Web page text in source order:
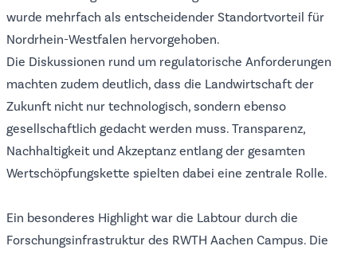
wurde mehrfach als entscheidender Standortvorteil für
Nordrhein-Westfalen hervorgehoben.
Die Diskussionen rund um regulatorische Anforderungen
machten zudem deutlich, dass die Landwirtschaft der
Zukunft nicht nur technologisch, sondern ebenso
gesellschaftlich gedacht werden muss. Transparenz,
Nachhaltigkeit und Akzeptanz entlang der gesamten
Wertschöpfungskette spielten dabei eine zentrale Rolle.
Ein besonderes Highlight war die Labtour durch die
Forschungsinfrastruktur des RWTH Aachen Campus. Die